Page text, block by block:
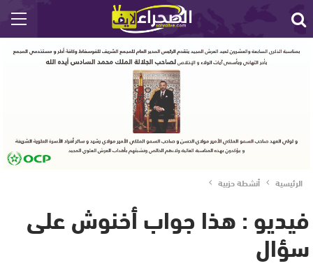
الرئيسية أنشطة حزبية
فيديو : هذا جواب أخنوش على
سؤال